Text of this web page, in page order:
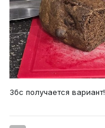
Збс получается вариант!